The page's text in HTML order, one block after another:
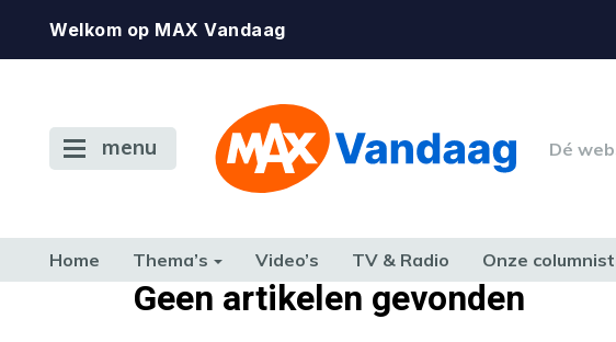
Welkom op MAX Vandaag
menu Dé
Home Thema’s Video’s TV & Radio Onze
CONSUMENT ETEN & DRINKEN FAMILIE & RELATIE GELD, WERK & RECHT
Geen artikelen gevonden